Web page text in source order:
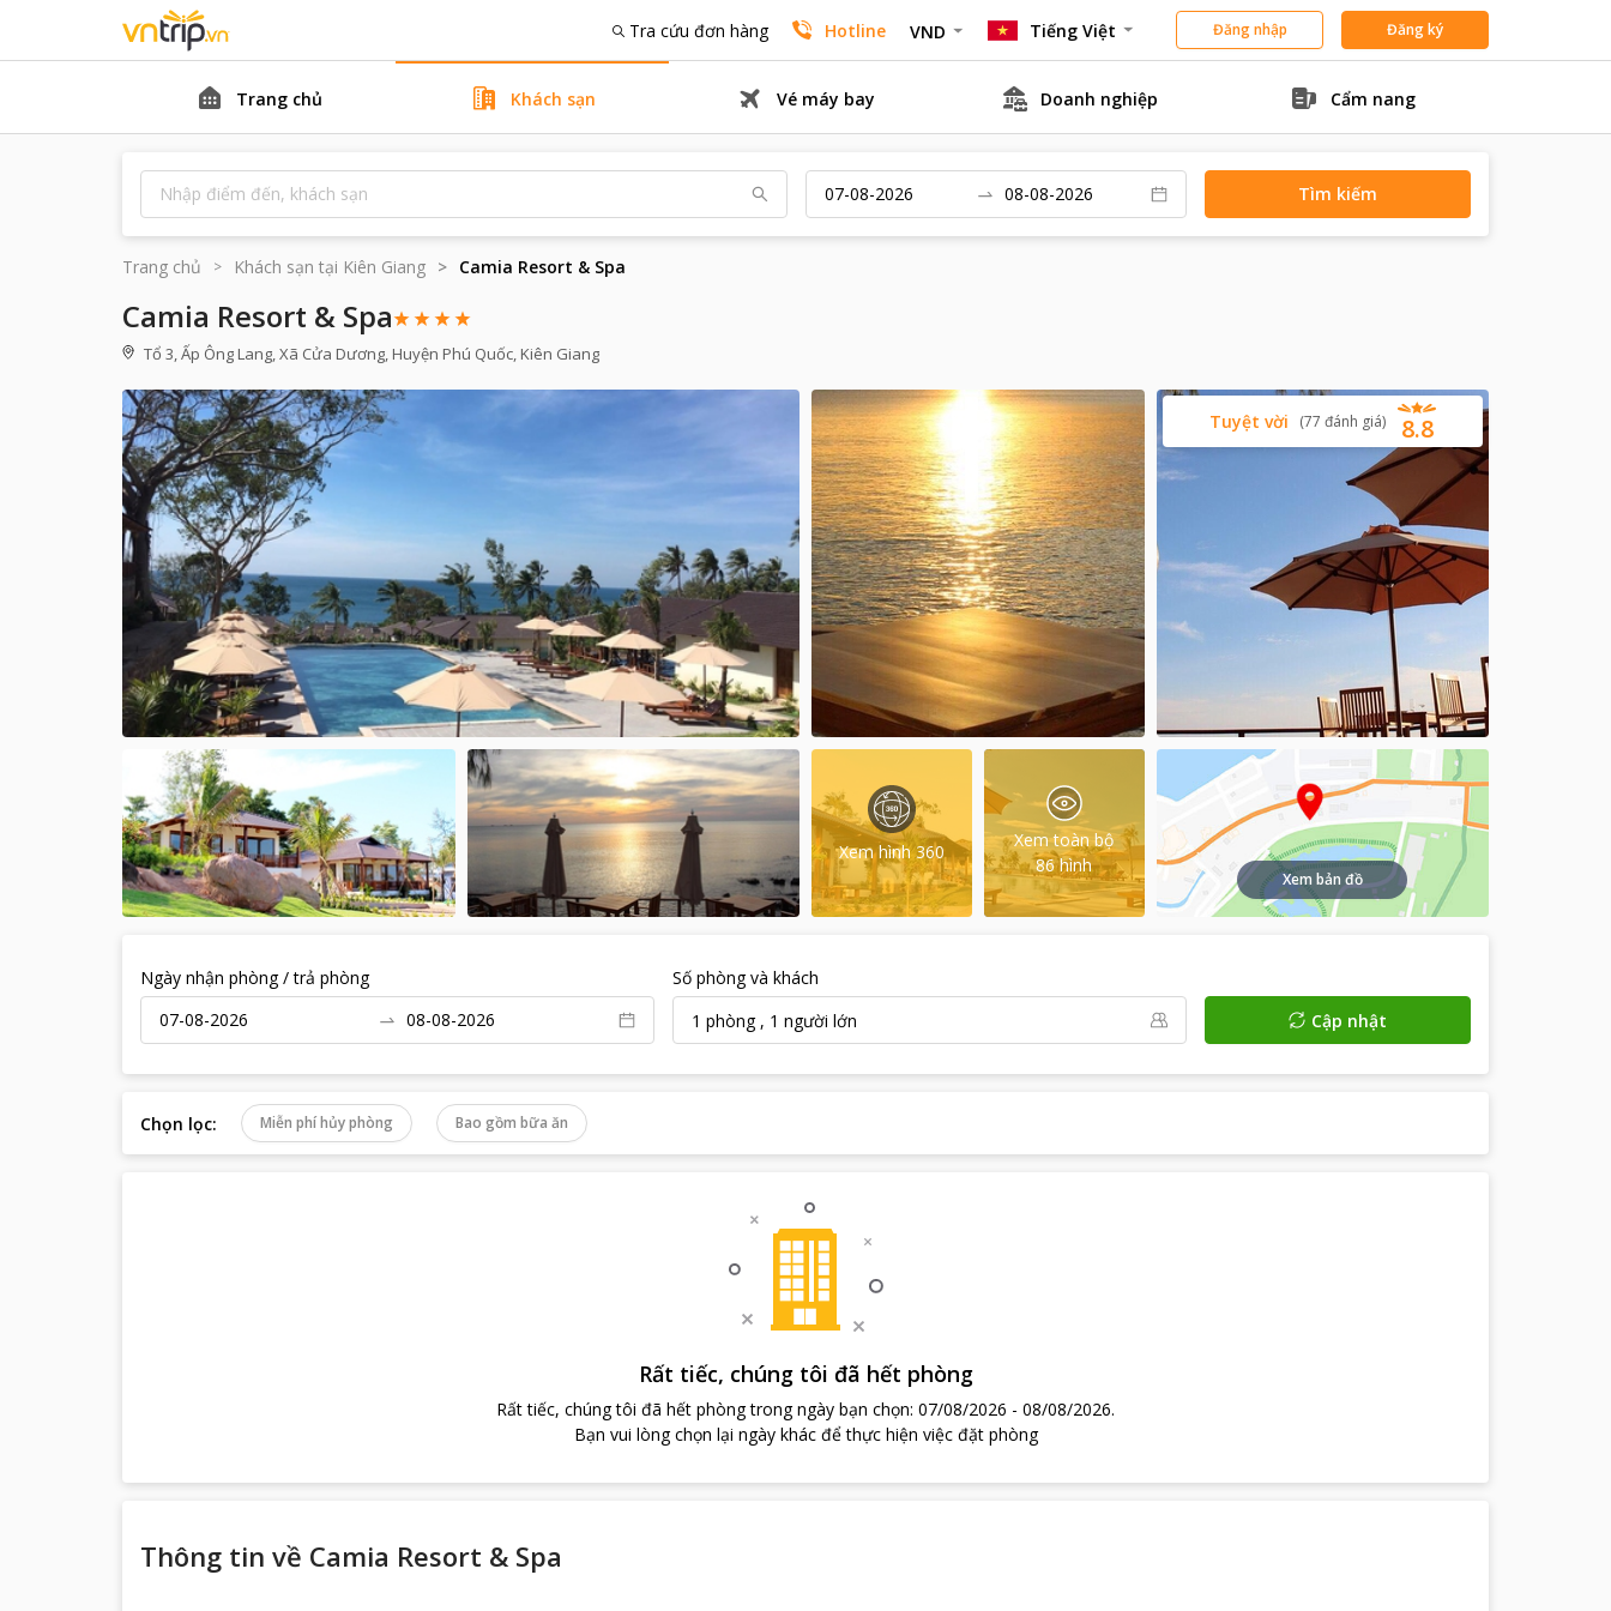
Tra cứu đơn hàng Hotline VND Tiếng Việt Đăng nhập Đăng ký
Trang chủ Khách sạn Vé máy bay Doanh nghiệp Cẩm nang
Tìm kiếm
Trang chủ Khách sạn tại Kiên Giang Camia Resort & Spa
Camia Resort & Spa
Tổ 3, Ấp Ông Lang, Xã Cửa Dương, Huyện Phú Quốc, Kiên Giang
8.8
Tuyệt vời (77 đánh giá)
Xem hình 360
Xem toàn bộ
86 hình
Xem bản đồ
Ngày nhận phòng / trả phòng
Số phòng và khách
1 phòng, 1 người lớn Cập nhật
Chọn lọc: Miễn phí hủy phòng Bao gồm bữa ăn
Rất tiếc, chúng tôi đã hết phòng
Rất tiếc, chúng tôi đã hết phòng trong ngày bạn chọn: 07/08/2026 - 08/08/2026.
Bạn vui lòng chọn lại ngày khác để thực hiện việc đặt phòng
Thông tin về Camia Resort & Spa